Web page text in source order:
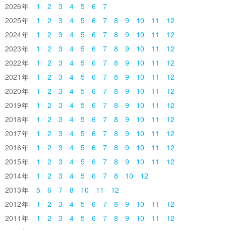
2026 1 2 3 4 5 6
7
2025
1 2 3 4 5 6 7 8 9 10 11
12
2024
1 2 3 4 5 6 7 8 9 10 11
12
2023
1 2 3 4 5 6 7 8 9 10 11
12
2022
1 2 3 4 5 6 7 8 9 10 11
12
2021
1 2 3 4 5 6 7 8 9 10 11
12
2020
1 2 3 4 5 6 7 8 9 10 11
12
2019
1 2 3 4 5 6 7 8 9 10 11
12
2018
1 2 3 4 5 6 7 8 9 10 11
12
2017
1 2 3 4 5 6 7 8 9 10 11
12
2016
1 2 3 4 5 6 7 8 9 10 11
12
2015
1 2 3 4 5 6 7 8 9 10 11
12
2014
1 2 3 4 5 6 7 8 10
12
2013
5 6 7 8 10 11
12
2012
1 2 3 4 5 6 7 8 9 10 11
12
2011
1 2 3 4 5 6 7 8 9 10 11
12